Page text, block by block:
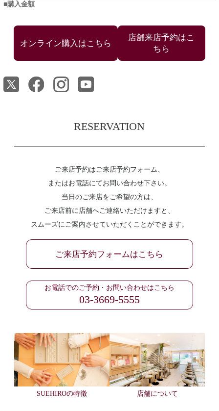
購入金額
店舗来店予約はこ
ちら
RESERVATION
ご来店予約はご来店予約フォーム、
またはお電話にてお問い合わせ下さい。
当日のご来店をご希望の方は、
ご来店前に店舗へご連絡いただけますと、
スムーズにご案内させていただくことができます。
ご来店予約フォームはこちら
お電話でのご予約・お問い合わせはこちら
03-3669-5555
SUEHIROの特徴 店舗について